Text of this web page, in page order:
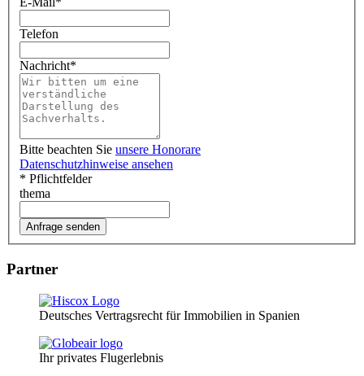
Telefon
Nachricht*
Bitte beachten Sie unsere Honorare
Datenschutzhinweise ansehen
* Pflichtfelder
thema
Partner
Deutsches Vertragsrecht für Immobilien in Spanien
Ihr privates Flugerlebnis